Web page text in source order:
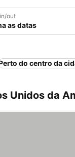
out
as datas
do centro da
Unidos da